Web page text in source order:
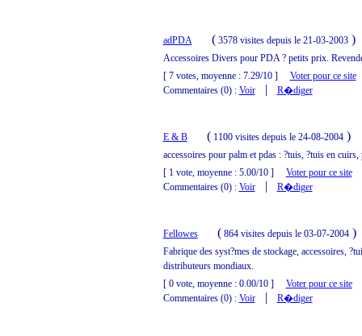
adPDA ( 3578 visites depuis le 21-03-2003)
Accessoires Divers pour PDA ? petits prix.
[ 7 votes, moyenne : 7.29/10 ] Voter pour ce site
Commentaires (0) : Voir| R�diger
E & B( 1100 visites depuis le 24-08-2004)
accessoires pour palm et pdas : ?tuis, ?tuis en
[ 1 vote, moyenne : 5.00/10 ] Voter pour ce site
Commentaires (0) : Voir| R�diger
Fellowes( 864 visites depuis le 03-07-2004)
Fabrique des syst?mes de stockage, accessoires,
distributeurs mondiaux.
[ 0 vote, moyenne : 0.00/10 ] Voter pour ce site
Commentaires (0) : Voir| R�diger